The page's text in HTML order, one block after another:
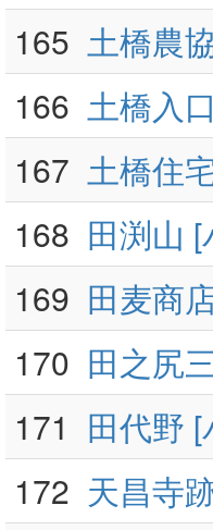
165 土橋農
166 土橋入
167 土橋住
168 田渕山
169 田麦商
170 田之尻
171 田代野
172 天昌寺